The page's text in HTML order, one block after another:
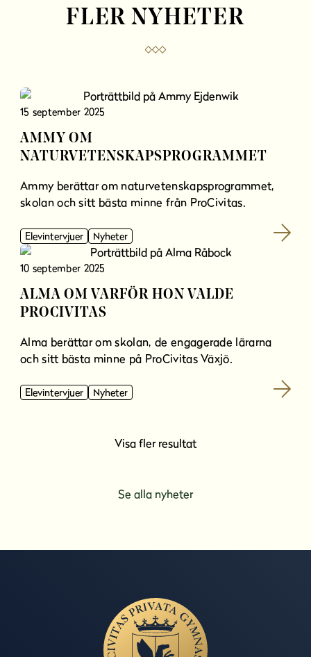
FLER NYHETER
15 september 2025
AMMY OM
NATURVETENSKAPSPROGRAMMET
Ammy berättar om naturvetenskapsprogrammet,
skolan och sitt bästa minne från ProCivitas.
Elevintervjuer Nyheter
10 september 2025
ALMA OM VARFÖR HON VALDE
PROCIVITAS
Alma berättar om skolan, de engagerade lärarna
och sitt bästa minne på ProCivitas Växjö.
Elevintervjuer Nyheter
Visa fler resultat
Se alla nyheter